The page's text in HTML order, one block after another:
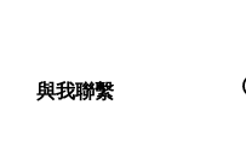
與我聯繫